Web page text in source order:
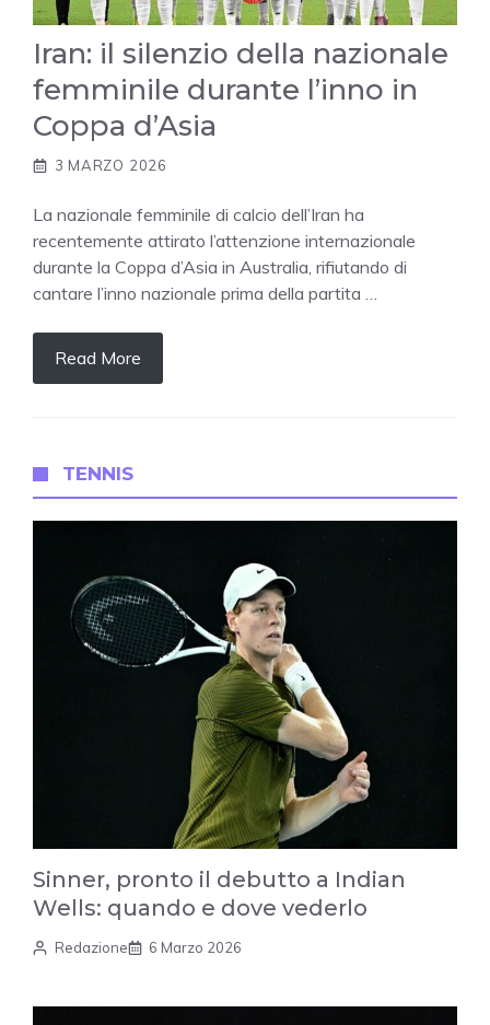
Iran: il silenzio della nazionale
femminile durante l’inno in
Coppa d’Asia
3 MARZO 2026
La nazionale femminile di calcio dell’Iran ha
recentemente attirato l’attenzione internazionale
durante la Coppa d’Asia in Australia, rifiutando di
cantare l’inno nazionale prima della partita …
Read More
TENNIS
Sinner, pronto il debutto a Indian
Wells: quando e dove vederlo
Redazione 6 Marzo 2026